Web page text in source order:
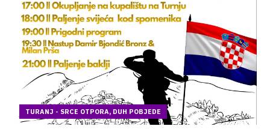
TURANJ - SRCE OTPORA, DUH POBJEDE